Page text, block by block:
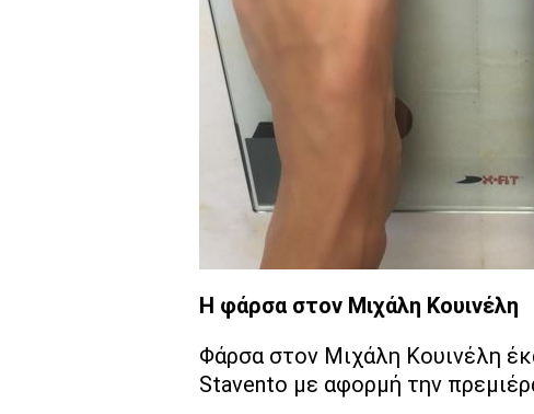
Η φάρσα στον Μιχάλη Κουινέλη
Φάρσα στον Μιχάλη Κουινέλη
Stavento με αφορμή την